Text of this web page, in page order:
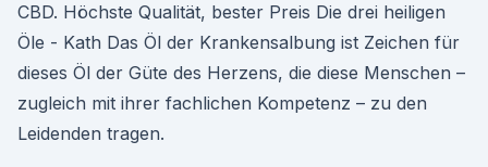
CBD. Höchste Qualität, bester Preis Die drei heiligen
Öle - Kath Das Öl der Krankensalbung ist Zeichen für
dieses Öl der Güte des Herzens, die diese Menschen –
zugleich mit ihrer fachlichen Kompetenz – zu den
Leidenden tragen.